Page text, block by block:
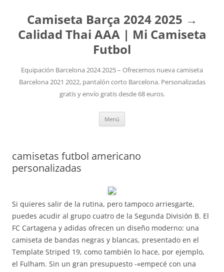
Camiseta Barça 2024 2025 →
Calidad Thai AAA | Mi Camiseta
Futbol
Equipación Barcelona 2024 2025 – Ofrecemos nueva camiseta
Barcelona 2021 2022, pantalón corto Barcelona. Personalizadas
gratis y envío gratis desde 68 euros.
Menú
camisetas futbol americano
personalizadas
Si quieres salir de la rutina, pero tampoco arriesgarte,
puedes acudir al grupo cuatro de la Segunda División B. El
FC Cartagena y adidas ofrecen un diseño moderno: una
camiseta de bandas negras y blancas, presentado en el
Template Striped 19, como también lo hace, por ejemplo,
el Fulham. Sin un gran presupuesto -«empecé con una